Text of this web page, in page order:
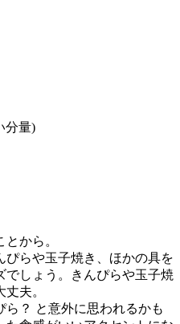
分量)
から。
ぴらや玉子焼き、ほかの具を
でしょう。きんぴらや玉子焼
夫。
ら？ と意外に思われるかも